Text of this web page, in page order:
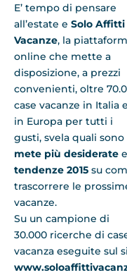
E’ tempo di pensare
all’estate e Solo Affitti
Vacanze, la
online che mette a
disposizione, a prezzi
convenienti, oltre
case vacanze in Italia e
in Europa per tutti i
gusti, svela quali sono
mete più desiderate
tendenze 2015 su
trascorrere le
vacanze.
Su un campione di
30.000 ricerche di
vacanza eseguite sul